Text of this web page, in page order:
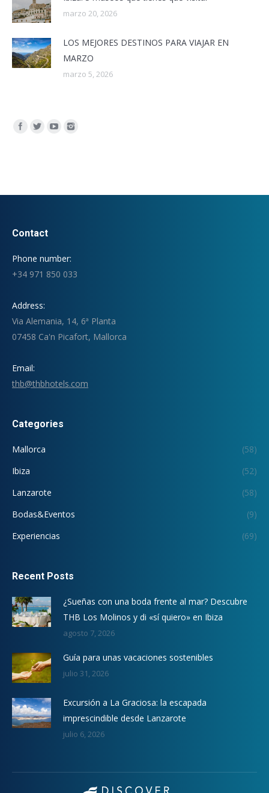
marzo 20, 2026
LOS MEJORES DESTINOS PARA VIAJAR EN
MARZO
marzo 5, 2026
Encuéntranos en:
Contact
Phone number:
+34 971 850 033
Address:
Via Alemania, 14, 6ª Planta
07458 Ca'n Picafort, Mallorca
Email:
thb@thbhotels.com
Categories
Mallorca
(58)
Ibiza
(52)
Lanzarote
(58)
Bodas&Eventos
(9)
Experiencias
(69)
Recent Posts
¿Sueñas con una boda frente al mar? Descubre
THB Los Molinos y di «sí quiero» en Ibiza
agosto 7, 2026
Guía para unas vacaciones sostenibles
julio 31, 2026
Excursión a La Graciosa: la escapada
imprescindible desde Lanzarote
julio 6, 2026